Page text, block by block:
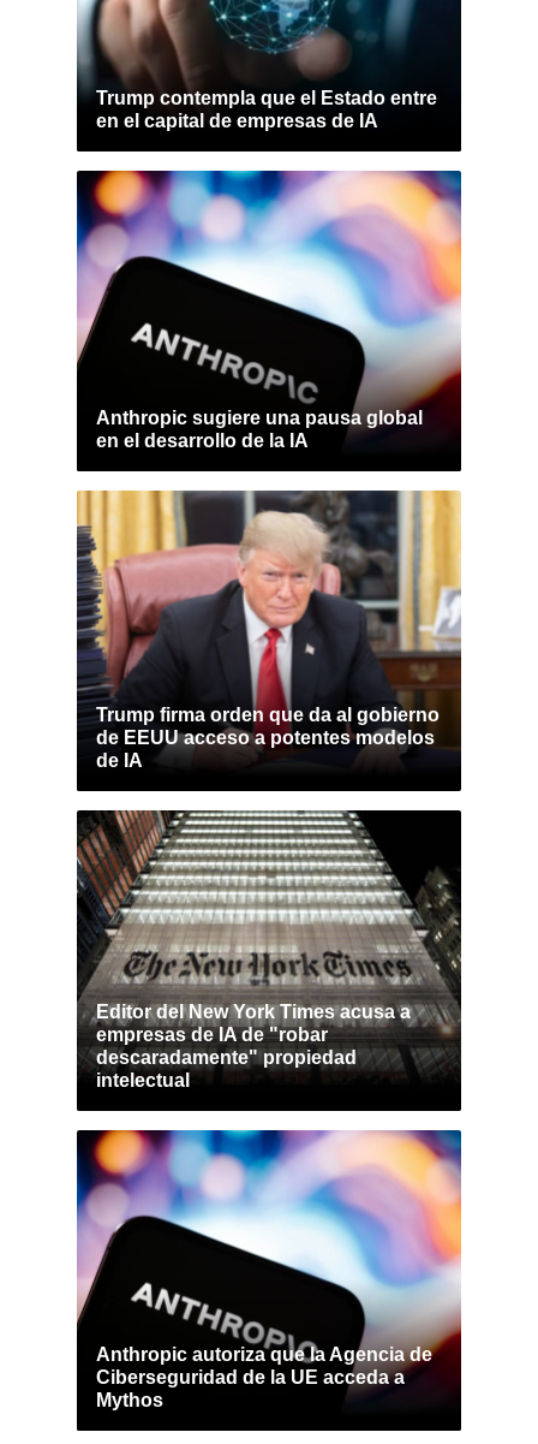
Trump contempla que el Estado entre
en el capital de empresas de IA
Anthropic sugiere una pausa global
en el desarrollo de la IA
Trump firma orden que da al gobierno
de EEUU acceso a potentes modelos
de IA
Editor del New York Times acusa a
empresas de IA de "robar
descaradamente" propiedad
intelectual
Anthropic autoriza que la Agencia de
Ciberseguridad de la UE acceda a
Mythos